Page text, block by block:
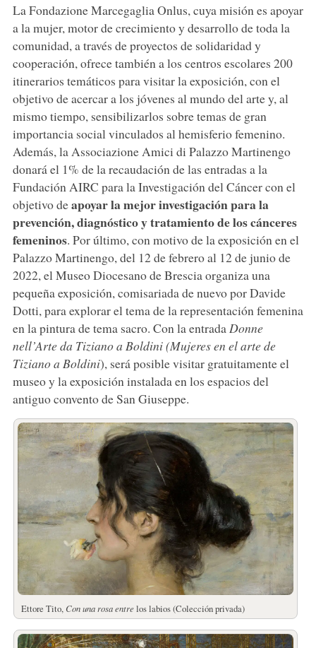
La Fondazione Marcegaglia Onlus, cuya misión es apoyar
a la mujer, motor de crecimiento y desarrollo de toda la
comunidad, a través de proyectos de solidaridad y
cooperación, ofrece también a los centros escolares 200
itinerarios temáticos para visitar la exposición, con el
objetivo de acercar a los jóvenes al mundo del arte y, al
mismo tiempo, sensibilizarlos sobre temas de gran
importancia social vinculados al hemisferio femenino.
Además, la Associazione Amici di Palazzo Martinengo
donará el 1% de la recaudación de las entradas a la
Fundación AIRC para la Investigación del Cáncer con el
objetivo deapoyar la mejor investigación para la
prevención, diagnóstico y tratamiento de los cánceres
femeninos. Por último, con motivo de la exposición en el
Palazzo Martinengo, del 12 de febrero al 12 de junio de
2022, el Museo Diocesano de Brescia organiza una
pequeña exposición, comisariada de nuevo por Davide
Dotti, para explorar el tema de la representación femenina
en la pintura de tema sacro. Con la entrada Donne
nell’Arte da Tiziano a Boldini (Mujeres en el arte de
Tiziano a Boldini), será posible visitar gratuitamente el
museo y la exposición instalada en los espacios del
antiguo convento de San Giuseppe.
Ettore Tito, Con una rosa entre los labios (Colección privada)